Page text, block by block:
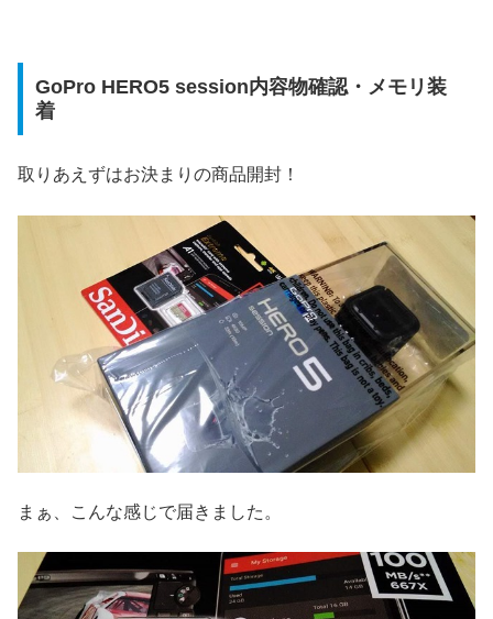
GoPro HERO5 session内容物確認・メモリ装
着
取りあえずはお決まりの商品開封！
まぁ、こんな感じで届きました。